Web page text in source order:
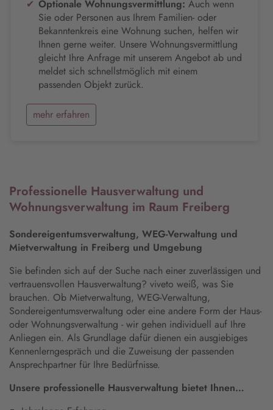
Optionale Wohnungsvermittlung: Auch wenn
Sie oder Personen aus Ihrem Familien- oder
Bekanntenkreis eine Wohnung suchen, helfen wir
Ihnen gerne weiter. Unsere Wohnungsvermittlung
gleicht Ihre Anfrage mit unserem Angebot ab und
meldet sich schnellstmöglich mit einem
passenden Objekt zurück.
mehr erfahren
Professionelle Hausverwaltung und
Wohnungsverwaltung im Raum Freiberg
Sondereigentumsverwaltung, WEG-Verwaltung und
Mietverwaltung in Freiberg und Umgebung
Sie befinden sich auf der Suche nach einer zuverlässigen und
vertrauensvollen Hausverwaltung? viveto weiß, was Sie
brauchen. Ob Mietverwaltung, WEG-Verwaltung,
Sondereigentumsverwaltung oder eine andere Form der Haus-
oder Wohnungsverwaltung - wir gehen individuell auf Ihre
Anliegen ein. Als Grundlage dafür dienen ein ausgiebiges
Kennenlerngespräch und die Zuweisung der passenden
Ansprechpartner für Ihre Bedürfnisse.
Unsere professionelle Hausverwaltung bietet Ihnen…